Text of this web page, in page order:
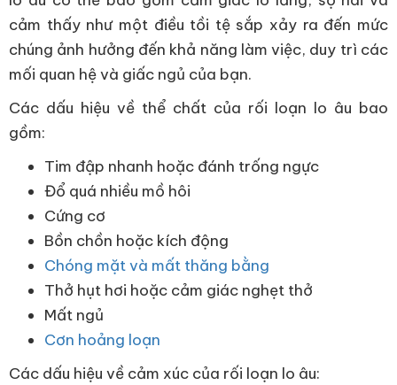
cảm thấy như một điều tồi tệ sắp xảy ra đến mức
chúng ảnh hưởng đến khả năng làm việc, duy trì các
mối quan hệ và giấc ngủ của bạn.
Các dấu hiệu về thể chất của rối loạn lo âu bao
gồm:
Tim đập nhanh hoặc đánh trống ngực
Đổ quá nhiều mồ hôi
Cứng cơ
Bồn chồn hoặc kích động
Chóng mặt và mất thăng bằng
Thở hụt hơi hoặc cảm giác nghẹt thở
Mất ngủ
Cơn hoảng loạn
Các dấu hiệu về cảm xúc của rối loạn lo âu: